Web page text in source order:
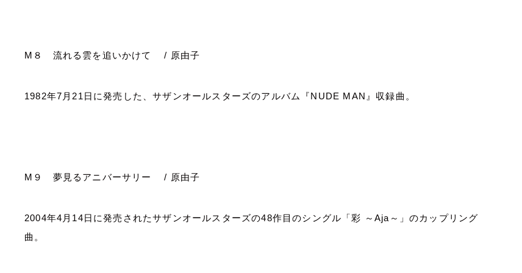
M ８ 流れる雲を追いかけて / 原由子
1982年7 月 21 日に発売した、サザンオールスターズのアルバム『NUDE MAN 』収録曲。
M ９ 夢見るアニバーサリー / 原由子
2004年4 月 14日に発売されたサザンオールスターズの48作目のシングル「彩 ～Aja ～」のカップリング
曲。